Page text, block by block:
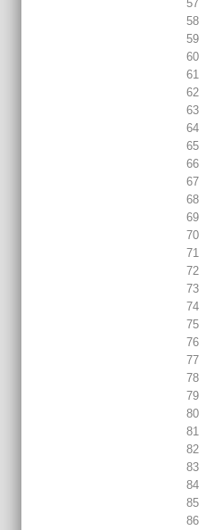
57
58
59
60
61
62
63
64
65
66
67
68
69
70
71
72
73
74
75
76
77
78
79
80
81
82
83
84
85
86